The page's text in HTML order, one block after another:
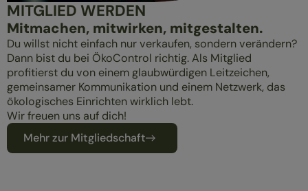
MITGLIED WERDEN
Mitmachen, mitwirken, mitgestalten.
Du willst nicht einfach nur verkaufen, sondern verändern?
Dann bist du bei ÖkoControl richtig. Als Mitglied
profitierst du von einem glaubwürdigen Leitzeichen,
gemeinsamer Kommunikation und einem Netzwerk, das
ökologisches Einrichten wirklich lebt.
Wir freuen uns auf dich!
Mehr zur Mitgliedschaft